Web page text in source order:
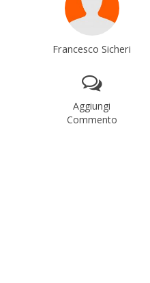
Francesco Sicheri
Aggiungi
Commento